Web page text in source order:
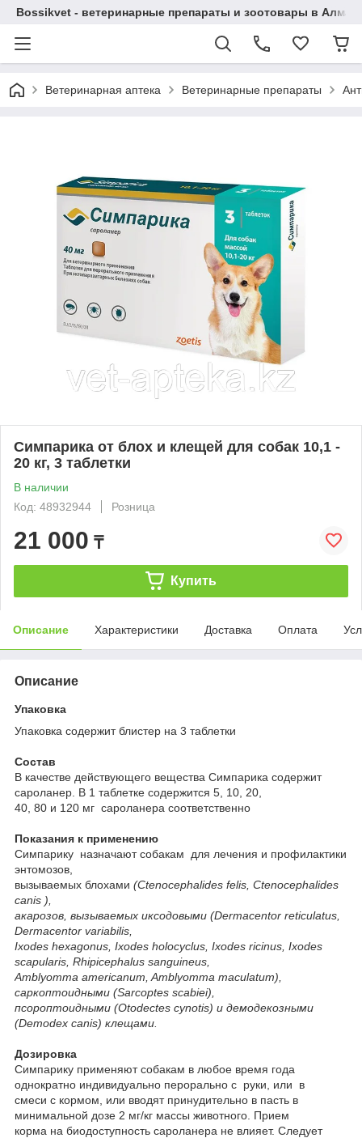
Bossikvet - ветеринарные препараты и зоотовары в
Ветеринарная аптека Ветеринарные препараты
Симпарика от блох и клещей для собак 10,1 -
20 кг, 3 таблетки
В наличии
Код: 48932944
Розница
21 000 ₸
Купить
Описание Характеристики Доставка Оплата
Описание
Упаковка
Упаковка содержит блистер на 3 таблетки
Состав
В качестве действующего вещества Симпарика содержит
сароланер. В 1 таблетке содержится 5, 10, 20,
40, 80 и 120 мг сароланера соответственно
Показания к применению
Симпарику назначают собакам для лечения и профилактики
энтомозов,
вызываемых блохами (Ctenocephalides felis, Ctenocephalides
canis ),
акарозов, вызываемых иксодовыми (Dermacentor reticulatus,
Dermacentor variabilis,
Ixodes hexagonus, Ixodes holocyclus, Ixodes ricinus, Ixodes
scapularis, Rhipicephalus sanguineus,
Amblyomma americanum, Amblyomma maculatum),
саркоптоидными (Sarcoptes scabiei),
псороптоидными (Otodectes cynotis) и демодекозными
(Demodex canis) клещами.
Дозировка
Симпарику применяют собакам в любое время года
однократно индивидуально перорально с руки, или в
смеси с кормом, или вводят принудительно в пасть в
минимальной дозе 2 мг/кг массы животного. Прием
корма на биодоступность сароланера не влияет. Следует